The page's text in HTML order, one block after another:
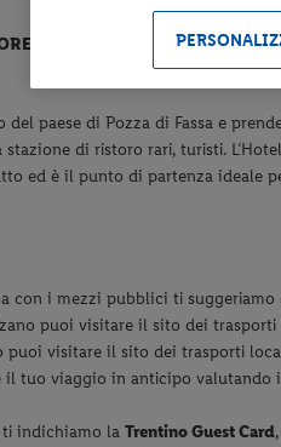
23:00, CHECK-OUT ENTRO LE
del paese di Pozza di Fassa e
di ristoro rari, turisti.
ed è il punto di partenza ideale
con i mezzi pubblici ti
puoi visitare il sito dei
puoi visitare il sito dei trasporti
tuo viaggio in anticipo valutando
indichiamo la Trentino Guest Card